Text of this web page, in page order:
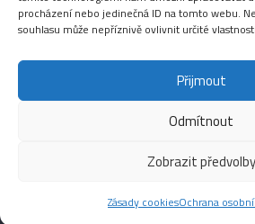
procházení nebo jedinečná ID na tomto webu.
souhlasu může nepříznivě ovlivnit určité
Přijmout
Odmítnout
Zobrazit předvolby
Zásady cookiesOchrana
Fotografie Audio
Copyright © 2026Média IKSŽ. All
Theme: ColorMag Pro byThemeGrill.